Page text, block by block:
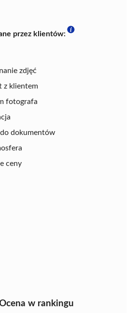
przez klientów:
zdjęć
z klientem
fotografa
do dokumentów
ceny
w rankingu